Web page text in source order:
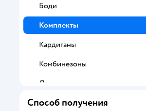
Боди
Комплекты
Кардиганы
Комбинезоны
Легинсы
Лонгсливы
Способ получения